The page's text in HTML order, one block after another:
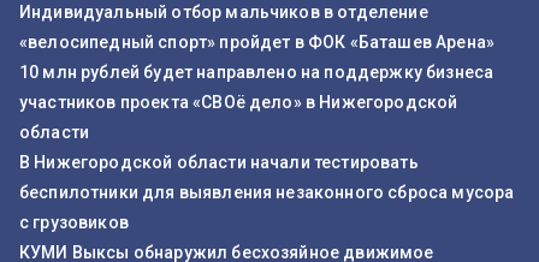
Индивидуальный отбор мальчиков в отделение
«велосипедный спорт» пройдет в ФОК «Баташев Арена»
10 млн рублей будет направлено на поддержку бизнеса
участников проекта «СВОё дело» в Нижегородской
области
В Нижегородской области начали тестировать
беспилотники для выявления незаконного сброса мусора
с грузовиков
КУМИ Выксы обнаружил бесхозяйное движимое